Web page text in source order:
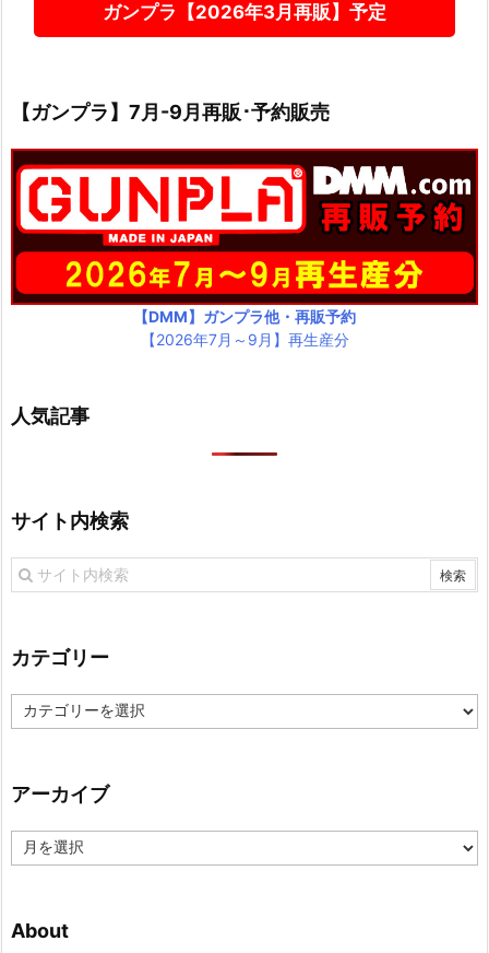
ガンプラ【2026年3月再販】予定
【ガンプラ】7月-9月再販･予約販売
【DMM】ガンプラ他・再販予約
【2026年7月～9月】再生産分
人気記事
サイト内検索
カテゴリー
カ
テ
ー
アーカイブ
ー
ブ
About